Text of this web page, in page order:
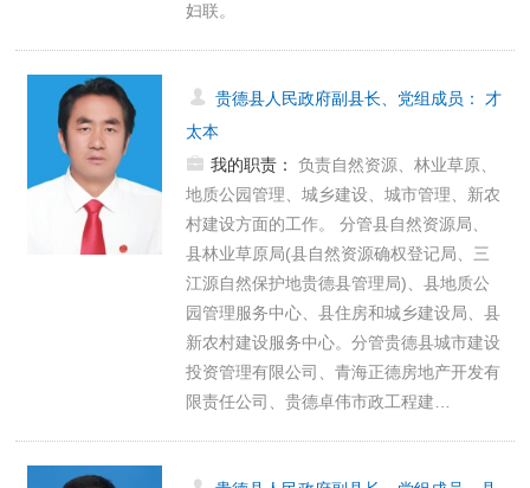
妇联。
贵德县人民政府副县长、党组成员 ：
才
太本
我的职责：
负责自然资源、林业草原、
地质公园管理、城乡建设、城市管理、新农
村建设方面的工作。 分管县自然资源局、
县林业草原局(县自然资源确权登记局、三
江源自然保护地贵德县管理局)、县地质公
园管理服务中心、县住房和城乡建设局、县
新农村建设服务中心。分管贵德县城市建设
投资管理有限公司、青海正德房地产开发有
限责任公司、贵德卓伟市政工程建…